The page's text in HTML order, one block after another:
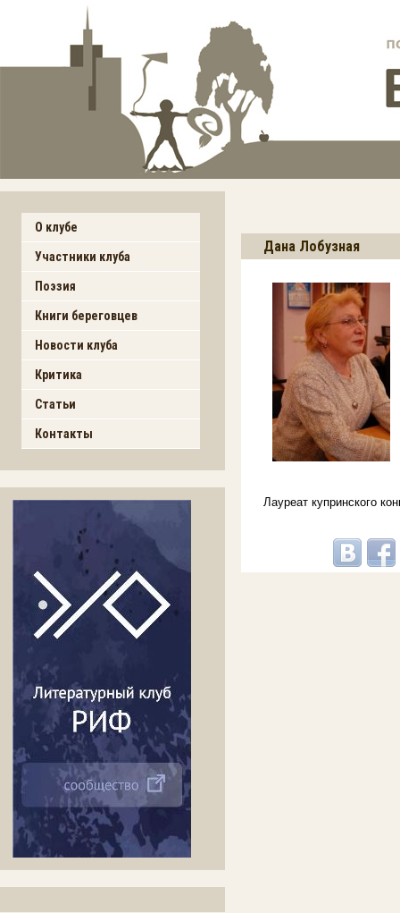
О клубе
Участники клуба
Поэзия
Книги береговцев
Новости клуба
Критика
Статьи
Контакты
Дана Лобузная
Лауреат купринского